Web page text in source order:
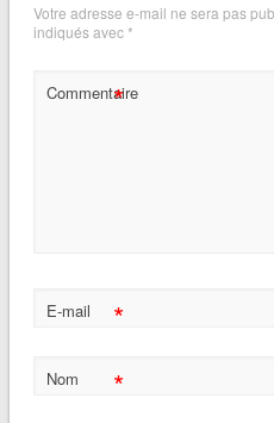
Votre adresse e-mail ne sera pas
indiqués avec*
Commentaire
*
E-mail *
Nom *